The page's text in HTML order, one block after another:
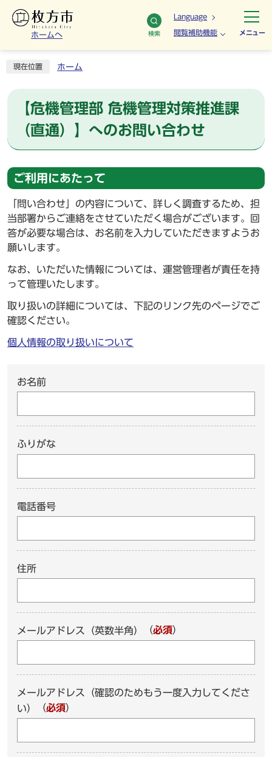
ホームへ 検索
Language
閲覧補助機能 メニュー
現在位置 ホーム
【危機管理部 危機管理対策推進課
（直通）】へのお問い合わせ
ご利用にあたって
「問い合わせ」の内容について、詳しく調査するため、担
当部署からご連絡をさせていただく場合がございます。回
答が必要な場合は、お名前を入力していただきますようお
願いします。
なお、いただいた情報については、運営管理者が責任を持
って管理いたします。
取り扱いの詳細については、下記のリンク先のページでご
確認ください。
個人情報の取り扱いについて
お名前
ふりがな
電話番号
住所
メールアドレス（英数半角） （必須）
メールアドレス（確認のためもう一度入力してくださ
い）
（必須）